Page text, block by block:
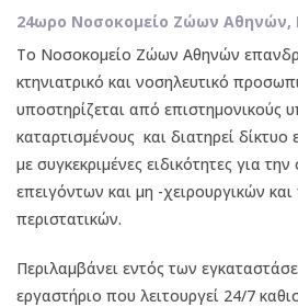
24ωρο Νοσοκομείο Ζώων Αθηνών,
Το Νοσοκομείο Ζώων Αθηνών
κτηνιατρικό και νοσηλευτικό
υποστηρίζεται από επιστημονικούς
καταρτισμένους και διατηρεί
με συγκεκριμένες ειδικότητες για την
επειγόντων και μη -χειρουργικών
περιστατικών.
Περιλαμβάνει εντός των
εργαστήριο που λειτουργεί 24/7